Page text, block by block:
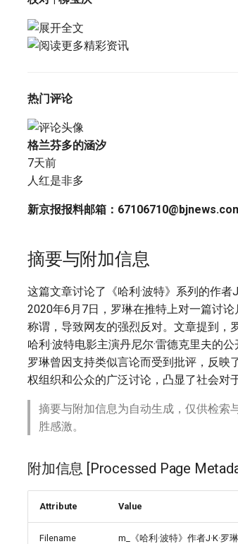
热门评论
格兰芬多的涵汐
7天前
人红是非多
新京报报料邮箱：
摘要与附加信息
这篇文章讨论了《哈利·波特》系列的作者
2020年6月7日，罗琳在推特上对一篇讨论
称谓，导致网友的强烈反对。文章提到，
哈利·波特电影主演丹尼尔·雷德克里夫的
罗琳曾因支持类似言论而受到批评，反映
权组织和公众的广泛讨论，凸显了社会对
摘要与附加信息为自动生成，仅供检索
胜感激。
附加信息 [Processed Page
Attribute Value
Filename m_《哈利·波特》作者J·K·